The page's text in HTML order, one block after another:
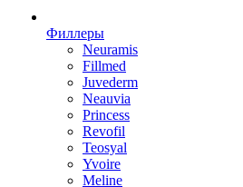
Филлеры
Neuramis
Fillmed
Juvederm
Neauvia
Princess
Revofil
Teosyal
Yvoire
Meline